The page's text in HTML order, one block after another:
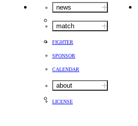
news
match
FIGHTER
SPONSOR
CALENDAR
about
LICENSE